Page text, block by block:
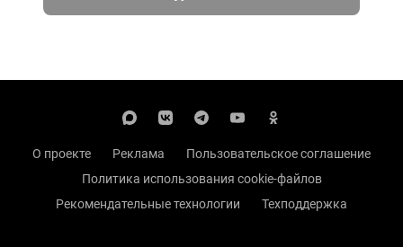
О проекте Реклама
Пользовательское соглашение
Политика использования cookie-файлов
Рекомендательные технологии
Техподдержка